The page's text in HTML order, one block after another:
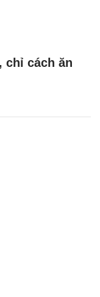
chỉ cách ăn